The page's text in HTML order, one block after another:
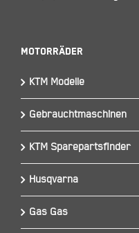
Motorräder
KTM Modelle
Gebrauchtmaschinen
KTM Sparepartsfinder
Husqvarna
Gas Gas